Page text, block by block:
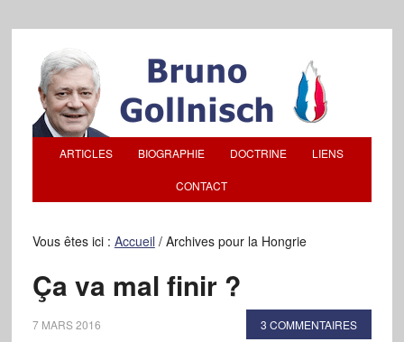
ARTICLES BIOGRAPHIE DOCTRINE LIENS
CONTACT
Vous êtes ici : Accueil /Archives pour la Hongrie
Ça va mal finir ?
7 MARS 2016 3 COMMENTAIRES